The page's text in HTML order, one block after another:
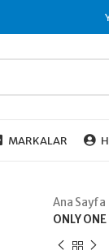
MARKALAR
Ana Sayfa
ONLY